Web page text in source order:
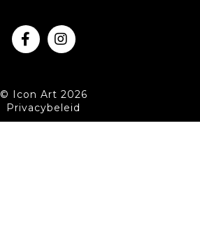
© Icon Art 2026
Privacybeleid